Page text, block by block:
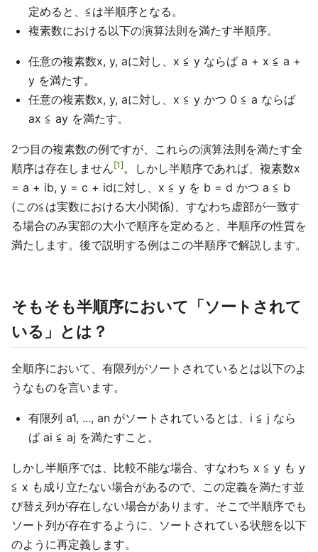
定めると、≦は半順序となる。
複素数における以下の演算法則を満たす半順序。
任意の複素数x, y, aに対し、x ≦ y ならば a + x ≦ a +
y を満たす。
任意の複素数x, y, aに対し、x ≦ y かつ 0 ≦ a ならば
ax ≦ ay を満たす。
2つ目の複素数の例ですが、これらの演算法則を満たす全
順序は存在しません 1 。しかし半順序であれば、複素数x
= a + ib, y = c + idに対し、x ≦ y を b = d かつ a ≦ b
(この≦は実数における大小関係)、すなわち虚部が一致す
る場合のみ実部の大小で順序を定めると、半順序の性質を
満たします。後で説明する例はこの半順序で解説します。
そもそも半順序において「ソートされて
いる」とは？
全順序において、有限列がソートされているとは以下のよ
うなものを言います。
有限列 a1, ..., an がソートされているとは、i ≦ j なら
ば ai ≦ aj を満たすこと。
しかし半順序では、比較不能な場合、すなわち x ≦ y も y
≦ x も成り立たない場合があるので、この定義を満たす並
び替え列が存在しない場合があります。そこで半順序でも
ソート列が存在するように、ソートされている状態を以下
のように再定義します。